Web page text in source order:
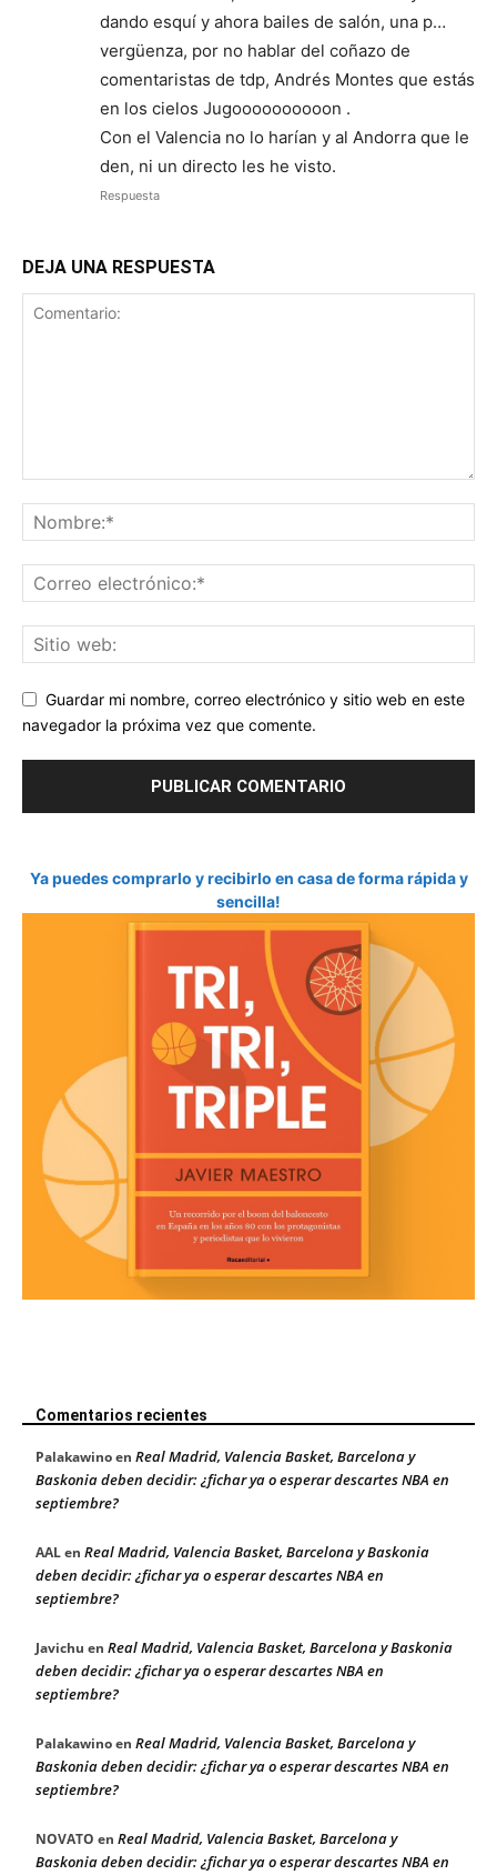
dando esquí y ahora bailes de salón, una p…
vergüenza, por no hablar del coñazo de
comentaristas de tdp, Andrés Montes que estás
en los cielos Jugoooooooooon .
Con el Valencia no lo harían y al Andorra que le
den, ni un directo les he visto.
Respuesta
DEJA UNA RESPUESTA
Guardar mi nombre, correo electrónico y sitio web en este
navegador la próxima vez que comente.
Ya puedes comprarlo y recibirlo en casa de forma rápida y
sencilla!
Comentarios recientes
Palakawinoen Real Madrid, Valencia Basket, Barcelona y
Baskonia deben decidir: ¿fichar ya o esperar descartes NBA en
septiembre?
AALen Real Madrid, Valencia Basket, Barcelona y Baskonia
deben decidir: ¿fichar ya o esperar descartes NBA en
septiembre?
Javichu en Real Madrid, Valencia Basket, Barcelona y Baskonia
deben decidir: ¿fichar ya o esperar descartes NBA en
septiembre?
Palakawinoen Real Madrid, Valencia Basket, Barcelona y
Baskonia deben decidir: ¿fichar ya o esperar descartes NBA en
septiembre?
NOVATO en Real Madrid, Valencia Basket, Barcelona y
Baskonia deben decidir: ¿fichar ya o esperar descartes NBA en